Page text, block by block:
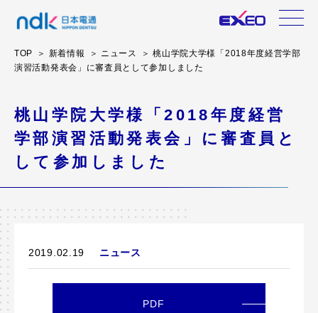
TOP 新着情報 ニュース
桃山学院大学様「2018年度経営学部
演習活動発表会」に審査員として参加しました
桃山学院大学様「2018年度経営
学部演習活動発表会」に審査員と
して参加しました
2019.02.19 ニュース
PDF